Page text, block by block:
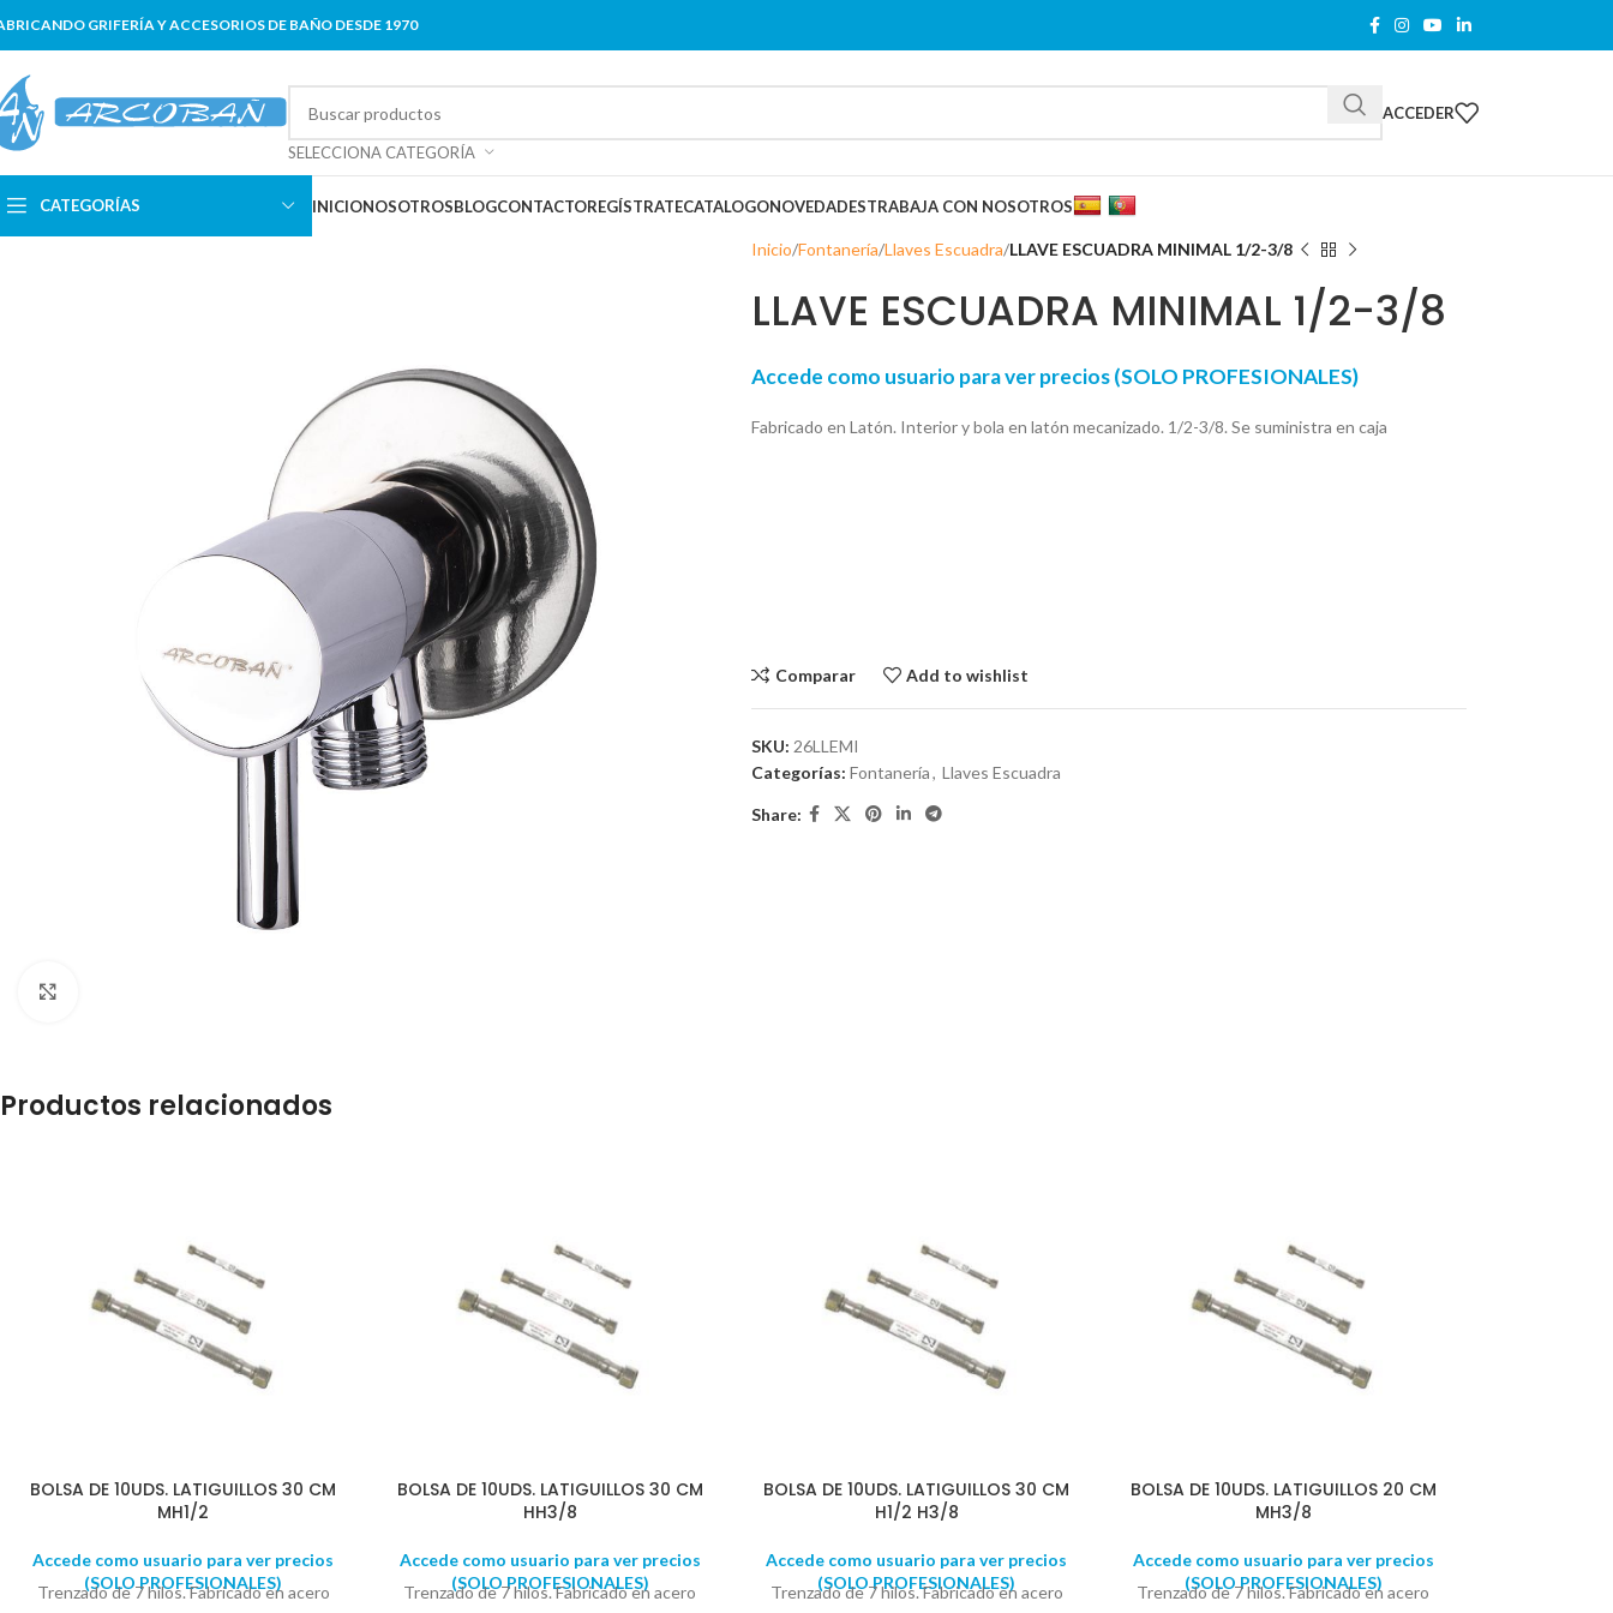
GRIFERÍA Y ACCESORIOS DE BAÑO DESDE 1970
SELECCIONA CATEGORÍA
ACCEDER
CATEGORÍAS INICIONOSOTROSBLOGCONTACTOREGÍSTRATECATALOGONOVEDADESTRABAJA CON NOSOTROS
Inicio Fontanería Llaves Escuadra LLAVE ESCUADRA MINIMAL 1/2-3/8
LLAVE ESCUADRA MINIMAL 1/2-3/8
Accede como usuario para ver precios (SOLO PROFESIONALES)
Fabricado en Latón. Interior y bola en latón mecanizado. 1/2-3/8. Se suministra en caja
Comparar Add to wishlist
SKU: 26LLEMI
Categorías: Fontanería, Llaves Escuadra
Share:
Productos relacionados
BOLSA DE 10UDS. LATIGUILLOS 30 CM
MH1/2
Accede como usuario para ver precios
(SOLO PROFESIONALES)
Trenzado de 7 hilos. Fabricado en acero
BOLSA DE 10UDS. LATIGUILLOS 30 CM
HH3/8
Accede como usuario para ver precios
(SOLO PROFESIONALES)
Trenzado de 7 hilos. Fabricado en acero
BOLSA DE 10UDS. LATIGUILLOS 30 CM
H1/2 H3/8
Accede como usuario para ver precios
(SOLO PROFESIONALES)
Trenzado de 7 hilos. Fabricado en acero
BOLSA DE 10UDS. LATIGUILLOS 20 CM
MH3/8
Accede como usuario para ver precios
(SOLO PROFESIONALES)
Trenzado de 7 hilos. Fabricado en acero